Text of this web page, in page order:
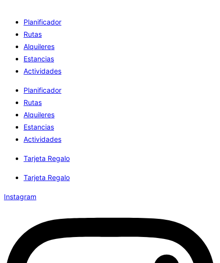
Planificador
Rutas
Alquileres
Estancias
Actividades
Planificador
Rutas
Alquileres
Estancias
Actividades
Tarjeta Regalo
Tarjeta Regalo
Instagram